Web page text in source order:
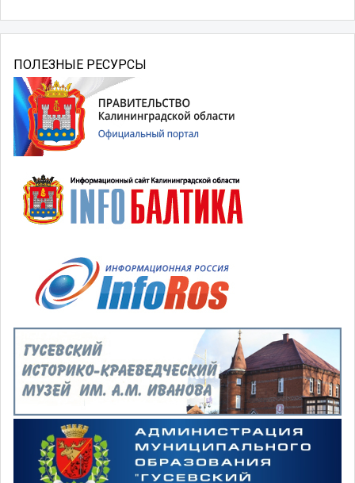
ПОЛЕЗНЫЕ РЕСУРСЫ